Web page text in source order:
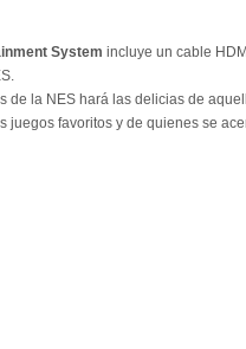
System incluye un cable
de la NES hará las delicias de
juegos favoritos y de quienes se